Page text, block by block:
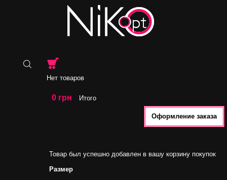
Нет товаров
0 грн Итого
Оформление заказа
Товар был успешно добавлен в вашу корзину покупок
Размер